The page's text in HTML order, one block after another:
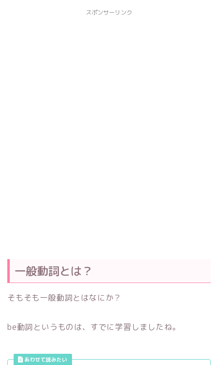
スポンサーリンク
一般動詞とは？
そもそも一般動詞とはなにか？
be動詞というものは、すでに学習しましたね。